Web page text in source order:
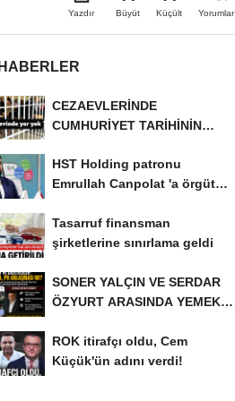
Yazdır Büyüt Küçült Yorumlar
CEZAEVLERİNDE
CUMHURİYET TARİHİNİN
KİŞİ...
HST Holding patronu
Emrullah Canpolat 'a örgüt
Tasarruf finansman
şirketlerine sınırlama geldi
SONER YALÇIN VE SERDAR
ÖZYURT ARASINDA YEMEK
ROK itirafçı oldu, Cem
Küçük'ün adını verdi!